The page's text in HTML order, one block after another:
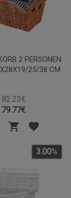
2 PERSONEN
25/38 CM
82.23€
79.77€
3.00%